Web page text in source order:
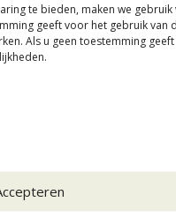
te bieden, maken we
geeft voor het gebruik
Als u geen toestemming